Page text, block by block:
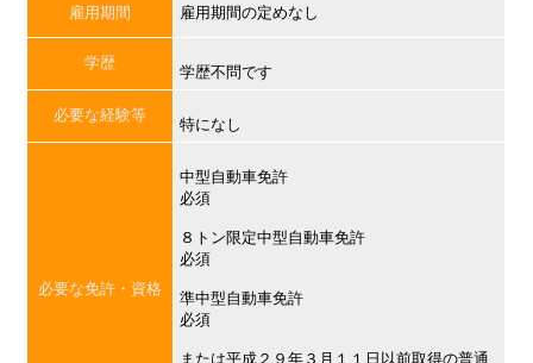
雇用期間 雇用期間の定めなし
学歴
学歴不問です
必要な経験等
特になし
必要な免許・資格
中型自動車免許
必須
８トン限定中型自動車免許
必須
準中型自動車免許
必須
または平成２９年３月１１日以前取得の普通